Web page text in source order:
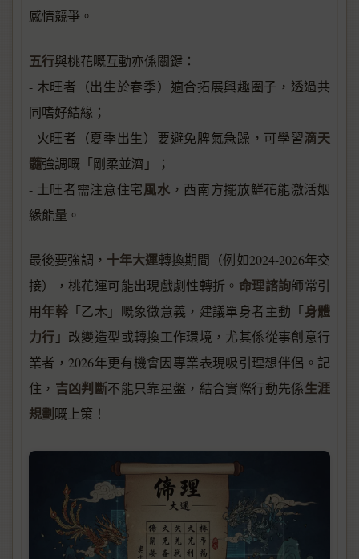
感情競爭。
五行與桃花嘅互動亦係關鍵：
- 木旺者（出生於春季）適合拓展興趣圈子，透過共
同嗜好結緣；
- 火旺者（夏季出生）要避免脾氣急躁，可學習滴天
髓強調嘅「剛柔並濟」；
- 土旺者需注意住宅風水 ，西南方擺放鮮花能激活姻
緣能量。
最後要強調， 十年大運轉換期間（例如2024-2026年交
接），桃花運可能出現戲劇性轉折。 命理諮詢師常引
用年幹 「乙木」嘅象徵意義，建議單身者主動「身體
力行 」改變造型或轉換工作環境，尤其係從事創意行
業者，2026年更有機會因專業表現吸引理想伴侶。記
住， 吉凶判斷不能只靠星盤，結合實際行動先係生涯
規劃嘅上策！